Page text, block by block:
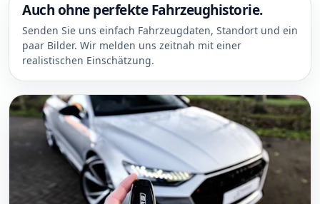
Auch ohne perfekte Fahrzeughistorie.
Senden Sie uns einfach Fahrzeugdaten, Standort und ein
paar Bilder. Wir melden uns zeitnah mit einer
realistischen Einschätzung.